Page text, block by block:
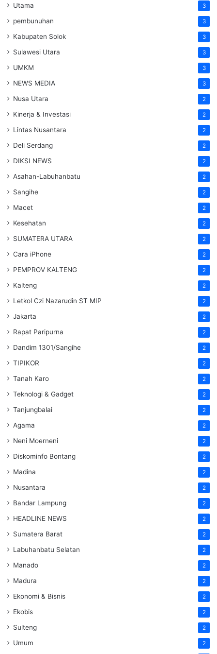
Utama 3
pembunuhan 3
Kabupaten Solok 3
Sulawesi Utara 3
UMKM 3
NEWS MEDIA 3
Nusa Utara 2
Kinerja & Investasi 2
Lintas Nusantara 2
Deli Serdang 2
DIKSI NEWS 2
Asahan-Labuhanbatu 2
Sangihe 2
Macet 2
Kesehatan 2
SUMATERA UTARA 2
Cara iPhone 2
PEMPROV KALTENG 2
Kalteng 2
Letkol Czi Nazarudin ST MIP 2
Jakarta 2
Rapat Paripurna 2
Dandim 1301/Sangihe 2
TIPIKOR 2
Tanah Karo 2
Teknologi & Gadget 2
Tanjungbalai 2
Agama 2
Neni Moerneni 2
Diskominfo Bontang 2
Madina 2
Nusantara 2
Bandar Lampung 2
HEADLINE NEWS 2
Sumatera Barat 2
Labuhanbatu Selatan 2
Manado 2
Madura 2
Ekonomi & Bisnis 2
Ekobis 2
Sulteng 2
Umum 2